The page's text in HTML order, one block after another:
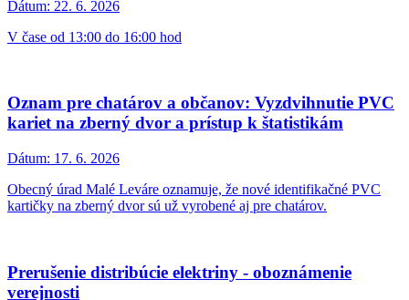
Dátum: 24. 6. 2026
Úprava úradných hodín z dôvodu horúčav
Zmena platí od 23.6.2026 do odvolania.